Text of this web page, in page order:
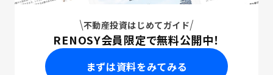
不動産投資はじめてガイド
RENOSY会員限定で無料公開中！
まずは資料をみてみる